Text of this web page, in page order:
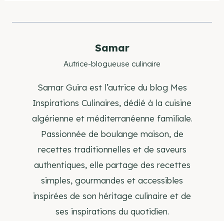
publication :
Samar
Autrice-blogueuse culinaire
Samar Guira est l’autrice du blog Mes
Inspirations Culinaires, dédié à la cuisine
algérienne et méditerranéenne familiale.
Passionnée de boulange maison, de
recettes traditionnelles et de saveurs
authentiques, elle partage des recettes
simples, gourmandes et accessibles
inspirées de son héritage culinaire et de
ses inspirations du quotidien.